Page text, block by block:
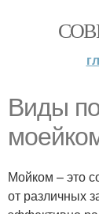
Виды
Мойком – это
от различных